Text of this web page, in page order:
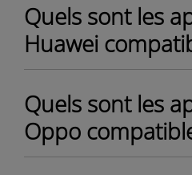
Quels sont les
Huawei
Quels sont les
Oppo